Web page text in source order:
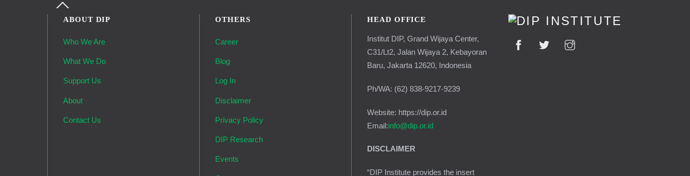
Back
Top
ABOUT DIP
Who We Are
What We Do
Support Us
About
Contact Us
OTHERS
Career
Blog
Log In
Disclaimer
Privacy Policy
DIP Research
Events
HEAD OFFICE
Institut DIP, Grand Wijaya Center,
C31/Lt2, Jalan Wijaya 2, Kebayoran
Baru, Jakarta 12620, Indonesia
Ph/WA: (62) 838-9217-9239
Website: https://dip.or.id
Email:info@dip.or.id
DISCLAIMER
“DIP Institute provides the insert